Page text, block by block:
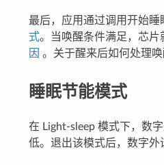
最后，应用通过调用开始
式。当唤醒条件满足，芯
因 。关于醒来后如何处理
睡眠节能模式
在 Light-sleep 模式下，数
低。退出该模式后，数字外